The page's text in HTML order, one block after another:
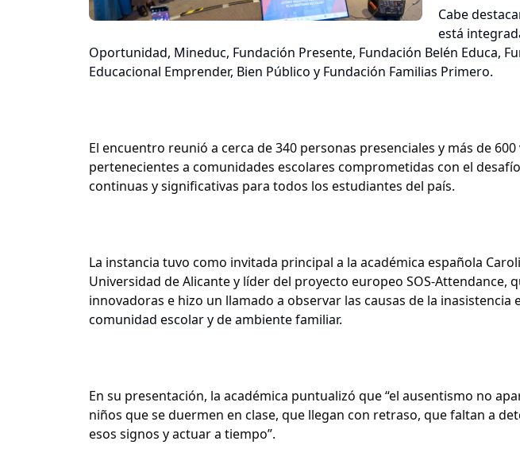
Cabe
está
Oportunidad, Mineduc, Fundación Presente, Fundación Belén Educa,
Educacional Emprender, Bien Público y Fundación Familias Primero.
El encuentro reunió a cerca de 340 personas presenciales y más de
pertenecientes a comunidades escolares comprometidas con el
continuas y significativas para todos los estudiantes del país.
La instancia tuvo como invitada principal a la académica española
Universidad de Alicante y líder del proyecto europeo SOS-Attendance,
innovadoras e hizo un llamado a observar las causas de la inasistencia
comunidad escolar y de ambiente familiar.
En su presentación, la académica puntualizó que “el ausentismo no
niños que se duermen en clase, que llegan con retraso, que faltan a
esos signos y actuar a tiempo”.